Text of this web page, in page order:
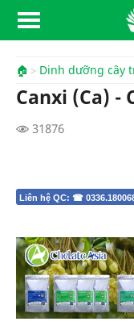
🏠 Dinh dưỡng cây
Canxi (Ca) -
31876
Liên hệ QC: ☎